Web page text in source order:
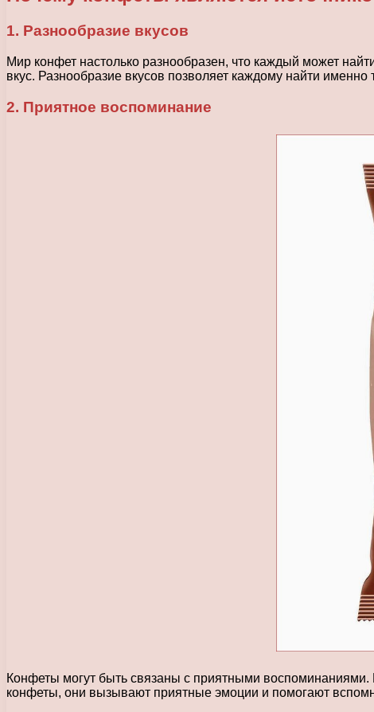
1. Разнообразие вкусов
Мир конфет настолько разнообразен, что каждый может
вкус. Разнообразие вкусов позволяет каждому найти
2. Приятное воспоминание
Конфеты могут быть связаны с приятными
конфеты, они вызывают приятные эмоции и помогают